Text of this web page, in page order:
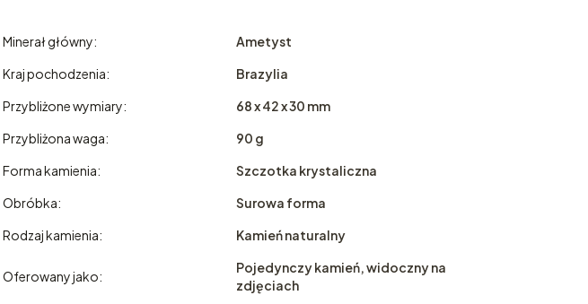
Minerał główny:
Ametyst
Kraj pochodzenia:
Brazylia
Przybliżone wymiary:
68 x 42 x 30 mm
Przybliżona waga:
90 g
Forma kamienia:
Szczotka krystaliczna
Obróbka:
Surowa forma
Rodzaj kamienia:
Kamień naturalny
Oferowany jako:
Pojedynczy kamień, widoczny na
zdjęciach